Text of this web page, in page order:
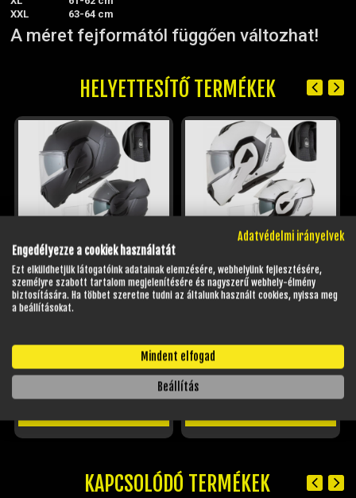
XXL
63-64 cm
A méret fejformától függően változhat!
HELYETTESÍTŐ TERMÉKEK
CASSIDA MULTIFLIP BLACKOUT
FELNYITHATÓ BUKÓSISAK
NAPSZEMÜVEGGEL + AJÁNDÉK...
97 540 Ft
FELNYITHATÓ BUKÓSISAK
NAPSZEMÜVEGGEL + AJÁNDÉK...
97 540 Ft
KAPCSOLÓDÓ TERMÉKEK
Adatvédelmi irányelvek
Engedélyezze a cookiek használatát
Ezt elküldhetjük látogatóink adatainak elemzésére, webhelyünk fejlesztésére,
személyre szabott tartalom megjelenítésére és nagyszerű webhely-élmény
biztosítására. Ha többet szeretne tudni az általunk használt cookies, nyissa meg
a beállításokat.
Mindent elfogad
Beállítás